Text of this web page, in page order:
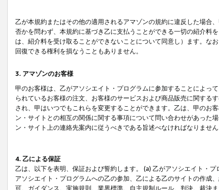
乙が本規約またはその他の適用されるアマゾンの規約に違反した場合
否かを問わず、本規約に基づき乙に支払うことができる一切の紹介料
は、紹介料を受け取ることができないことについて同意し）ます。な
回復できる権利を損なうこともありません。
3. アマゾンのお客様
甲のお客様は、乙がアソシエイト・プログラムに参加することによっ
られているお客様の注文、お客様のサービスおよび商品販売に関する
され、甲はいつでもこれらを変更することができます。乙は、甲のお
ン・サイトとの相互の関係に関する事項について問い合わせがあった
ン・サイト上の連絡先案内に従うべきである旨述べなければなりませ
4. 乙による保証
乙は、以下を表明、保証および誓約します。 (a) 乙がアソシエイト・
アソシエイト・プログラムへの乙の参加、乙による乙のサイトの作成
可、ガイダンス、実施規則、業界標準、自主規制ルール、判決、裁決